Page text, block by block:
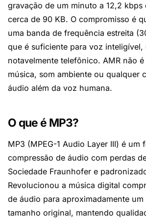
gravação de um minuto a 12,2 kbps
cerca de 90 KB. O compromisso é
uma banda de frequência estreita
que é suficiente para voz inteligível,
notavelmente telefônico. AMR não
música, som ambiente ou qualquer
áudio além da voz humana.
O que é MP3?
MP3 (MPEG-1 Audio Layer III) é um
compressão de áudio com perdas
Sociedade Fraunhofer e
Revolucionou a música digital
de áudio para aproximadamente
tamanho original, mantendo